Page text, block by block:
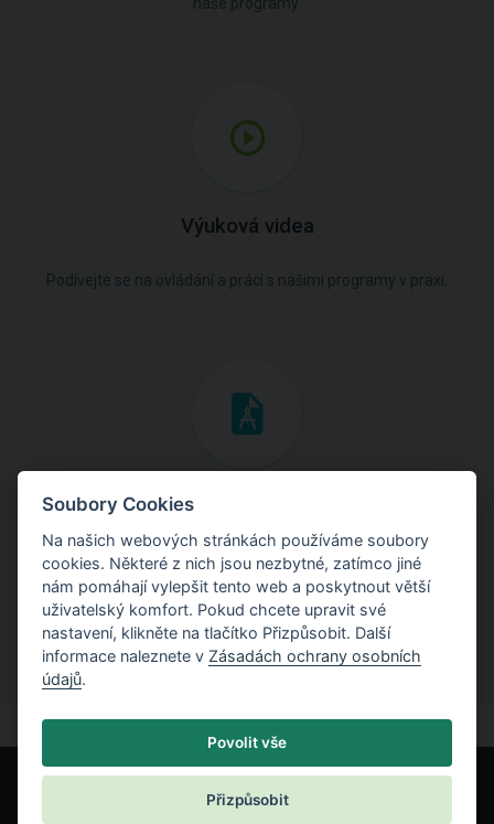
Výuková videa
Inženýrské manuály
Stáhněte si manuály s teoretickými i praktickými ukázkami
použití programů.
Soubory Cookies
Na našich webových stránkách používáme soubory
cookies. Některé z nich jsou nezbytné, zatímco jiné
nám pomáhají vylepšit tento web a poskytnout větší
uživatelský komfort. Pokud chcete upravit své
nastavení, klikněte na tlačítko Přizpůsobit. Další
informace naleznete v Zásadách ochrany osobních
údajů.
Povolit vše
Přizpůsobit